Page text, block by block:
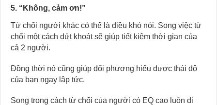
5. “Không, cảm ơn!”
Từ chối người khác có thể là điều khó nói. Song việc từ
chối một cách dứt khoát sẽ giúp tiết kiệm thời gian của
cả 2 người.
Đồng thời nó cũng giúp đối phương hiểu được thái độ
của bạn ngay lập tức.
Song trong cách từ chối của người có EQ cao luôn đi